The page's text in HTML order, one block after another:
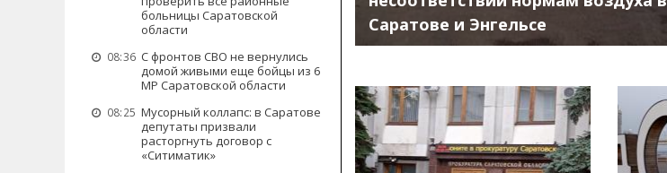
больницы Саратовской
области
08:36 С фронтов СВО не вернулись
домой живыми еще бойцы из 6
МР Саратовской области
08:25 Мусорный коллапс: в Саратове
депутаты призвали
расторгнуть договор с
«Ситиматик»
Саратове и Энгельсе